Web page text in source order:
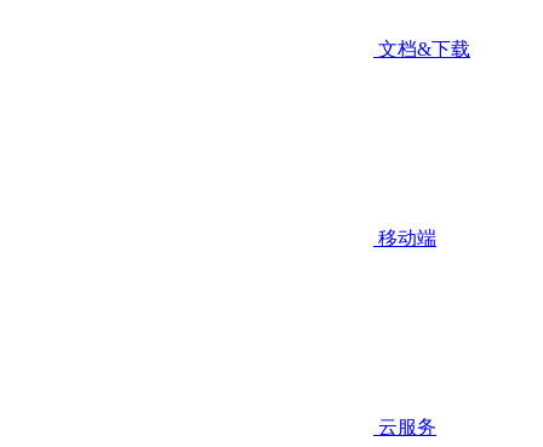
文档&下载
移动端
云服务